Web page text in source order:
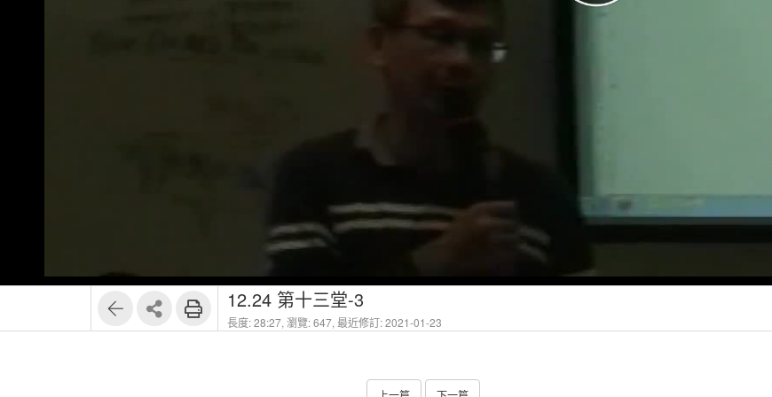
12.24 第十三堂-3
長度: 28:27, 瀏覽: 647, 最近修訂: 2021-01-23